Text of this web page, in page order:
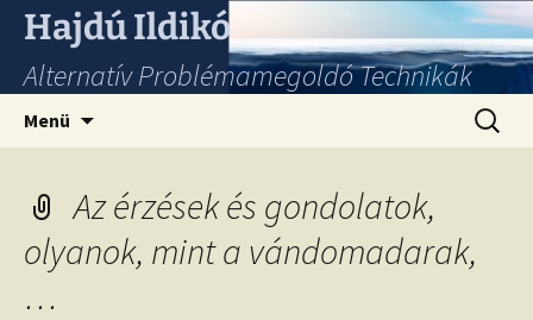
Hajdú Ildikó
Alternatív Problémamegoldó Technikák
Menü
Az érzések és gondolatok,
olyanok, mint a vándomadarak,
…